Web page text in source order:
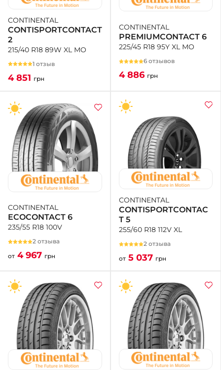
CONTINENTAL
CONTISPORTCONTACT
2
215/40 R18 89W XL MO
1 отзыв
4 851 грн
CONTINENTAL
PREMIUMCONTACT 6
225/45 R18 95Y XL MO
6 отзывов
4 886 грн
CONTINENTAL
ECOCONTACT 6
235/55 R18 100V
2 отзыва
от 4 967 грн
CONTINENTAL
CONTISPORTCONTAC
T 5
255/60 R18 112V XL
2 отзыва
от 5 037 грн